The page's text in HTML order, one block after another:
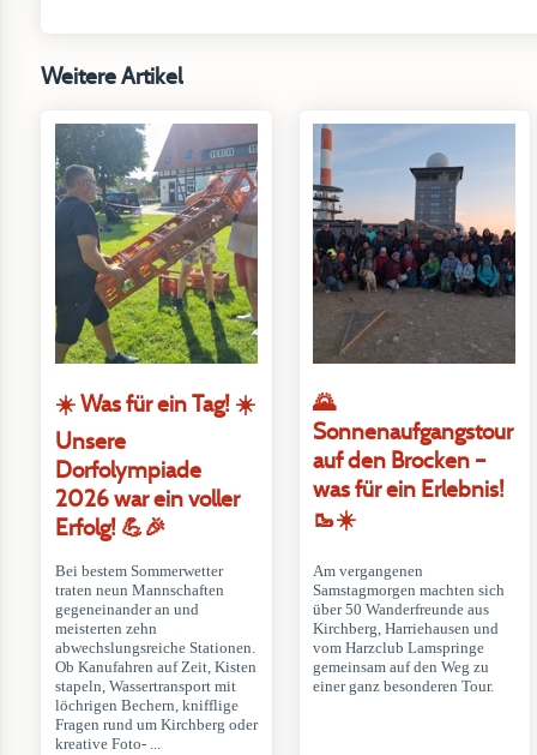
Weitere Artikel
☀️ Was für ein Tag! ☀️
Unsere
Dorfolympiade
2026 war ein voller
Erfolg! 💪🎉
Bei bestem Sommerwetter
traten neun Mannschaften
gegeneinander an und
meisterten zehn
abwechslungsreiche Stationen.
Ob Kanufahren auf Zeit, Kisten
stapeln, Wassertransport mit
löchrigen Bechern, knifflige
Fragen rund um Kirchberg oder
kreative Foto- ...
🌄
Sonnenaufgangstour
auf den Brocken –
was für ein Erlebnis!
🥾☀️
Am vergangenen
Samstagmorgen machten sich
über 50 Wanderfreunde aus
Kirchberg, Harriehausen und
vom Harzclub Lamspringe
gemeinsam auf den Weg zu
einer ganz besonderen Tour.